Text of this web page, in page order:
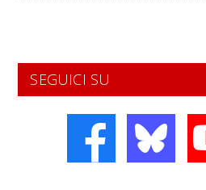
SEGUICI SU